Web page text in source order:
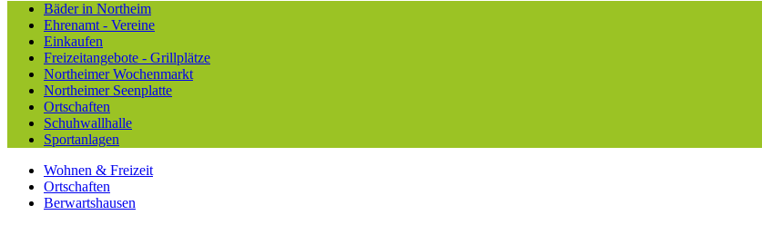
Bäder in Northeim
Ehrenamt - Vereine
Einkaufen
Freizeitangebote - Grillplätze
Northeimer Wochenmarkt
Northeimer Seenplatte
Ortschaften
Schuhwallhalle
Sportanlagen
Wohnen & Freizeit
Ortschaften
Berwartshausen